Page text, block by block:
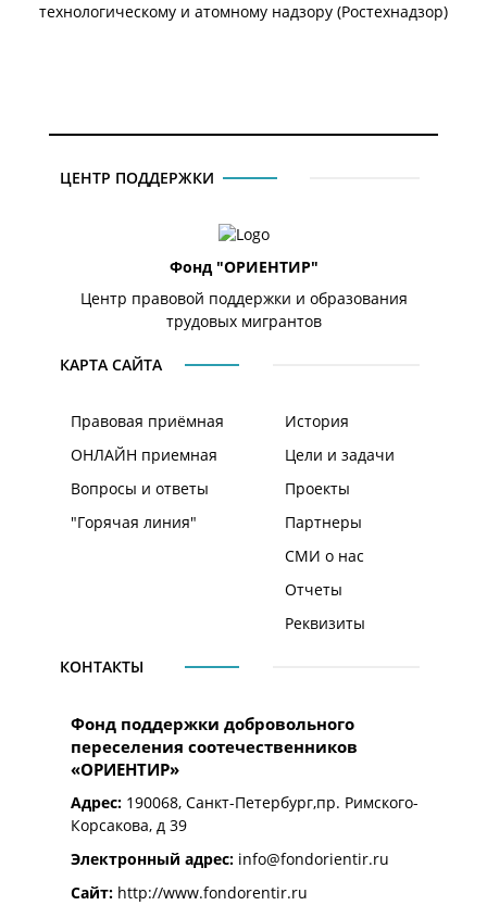
технологическому и атомному надзору (Ростехнадзор)
ЦЕНТР ПОДДЕРЖКИ
Фонд "ОРИЕНТИР"
Центр правовой поддержки и образования
трудовых мигрантов
КАРТА САЙТА
Правовая приёмная
ОНЛАЙН приемная
Вопросы и ответы
"Горячая линия"
История
Цели и задачи
Проекты
Партнеры
СМИ о нас
Отчеты
Реквизиты
КОНТАКТЫ
Фонд поддержки добровольного
переселения соотечественников
«ОРИЕНТИР»
Адрес: 190068, Санкт-Петербург,пр. Римского-
Корсакова, д 39
Электронный адрес: info@fondorientir.ru
Cайт: http://www.fondorentir.ru